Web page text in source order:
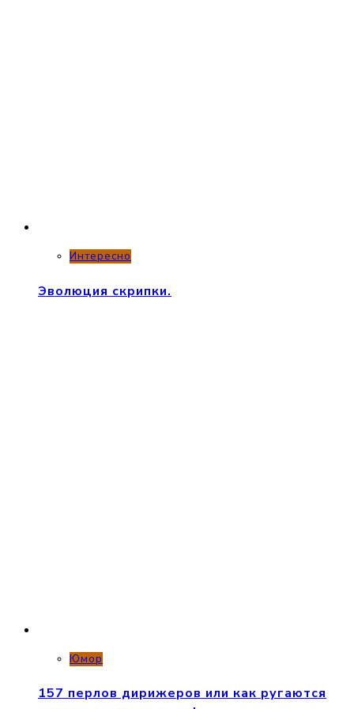
Интересно
Эволюция скрипки.
Юмор
157 перлов дирижеров или как ругаются